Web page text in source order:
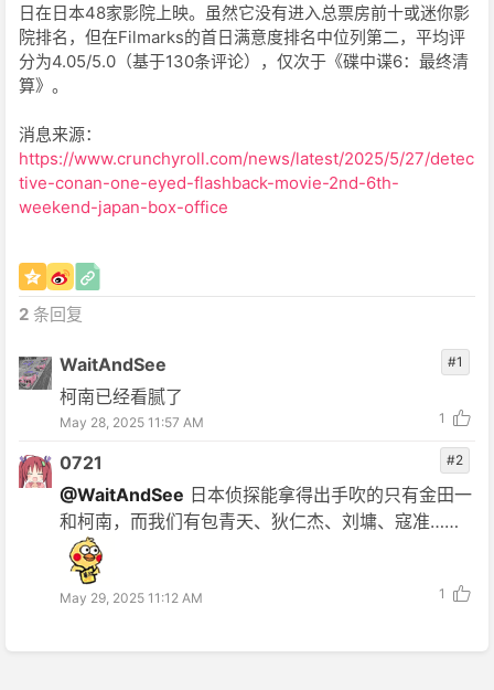
日在日本48家影院上映。虽然它没有进入总票房前十或迷你影
院排名，但在Filmarks的首日满意度排名中位列第二，平均评
分为4.05/5.0（基于130条评论），仅次于《碟中谍6：最终清
算》。
消息来源：
https://www.crunchyroll.com/news/latest/2025/5/27/detec
tive-conan-one-eyed-flashback-movie-2nd-6th-
weekend-japan-box-office
2 条回复
WaitAndSee
柯南已经看腻了
May 28, 2025 11:57 AM
#1
1
0721
@WaitAndSee 日本侦探能拿得出手吹的只有金田一
和柯南，而我们有包青天、狄仁杰、刘墉、寇准……
May 29, 2025 11:12 AM
#2
1